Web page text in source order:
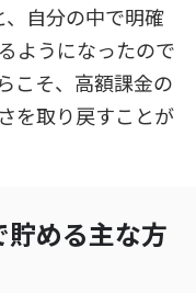
自分の中で明確
ようになったので
こそ、高額課金の
を取り戻すことが
める主な方